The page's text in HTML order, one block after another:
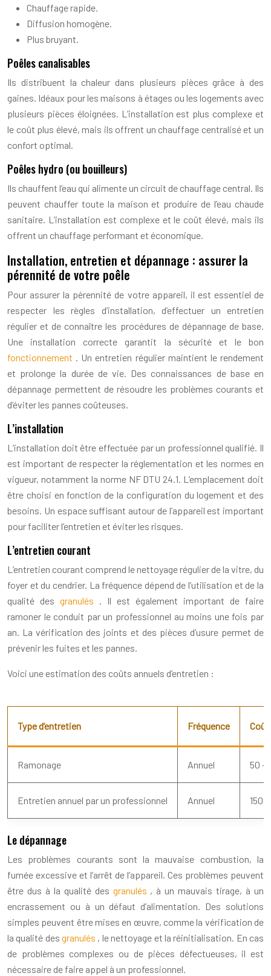
Chauffage rapide.
Diffusion homogène.
Plus bruyant.
Poêles canalisables
Ils distribuent la chaleur dans plusieurs pièces grâce à des
gaines. Idéaux pour les maisons à étages ou les logements avec
plusieurs pièces éloignées. L’installation est plus complexe et
le coût plus élevé, mais ils offrent un chauffage centralisé et un
confort optimal.
Poêles hydro (ou bouilleurs)
Ils chauffent l’eau qui alimente un circuit de chauffage central. Ils
peuvent chauffer toute la maison et produire de l’eau chaude
sanitaire. L’installation est complexe et le coût élevé, mais ils
offrent un chauffage performant et économique.
Installation, entretien et dépannage : assurer la
pérennité de votre poêle
Pour assurer la pérennité de votre appareil, il est essentiel de
respecter les règles d’installation, d’effectuer un entretien
régulier et de connaître les procédures de dépannage de base.
Une installation correcte garantit la sécurité et le bon
fonctionnement . Un entretien régulier maintient le rendement
et prolonge la durée de vie. Des connaissances de base en
dépannage permettent de résoudre les problèmes courants et
d’éviter les pannes coûteuses.
L’installation
L’installation doit être effectuée par un professionnel qualifié. Il
est important de respecter la réglementation et les normes en
vigueur, notamment la norme NF DTU 24.1. L’emplacement doit
être choisi en fonction de la configuration du logement et des
besoins. Un espace suffisant autour de l’appareil est important
pour faciliter l’entretien et éviter les risques.
L’entretien courant
L’entretien courant comprend le nettoyage régulier de la vitre, du
foyer et du cendrier. La fréquence dépend de l’utilisation et de la
qualité des granulés . Il est également important de faire
ramoner le conduit par un professionnel au moins une fois par
an. La vérification des joints et des pièces d’usure permet de
prévenir les fuites et les pannes.
Voici une estimation des coûts annuels d’entretien :
Type d’entretien Fréquence
Ramonage Annuel 50 –
Entretien annuel par un professionnel Annuel 150
Le dépannage
Les problèmes courants sont la mauvaise combustion, la
fumée excessive et l’arrêt de l’appareil. Ces problèmes peuvent
être dus à la qualité des granulés , à un mauvais tirage, à un
encrassement ou à un défaut d’alimentation. Des solutions
simples peuvent être mises en œuvre, comme la vérification de
la qualité desgranulés , le nettoyage et la réinitialisation. En cas
de problèmes complexes ou de pièces défectueuses, il est
nécessaire de faire appel à un professionnel.